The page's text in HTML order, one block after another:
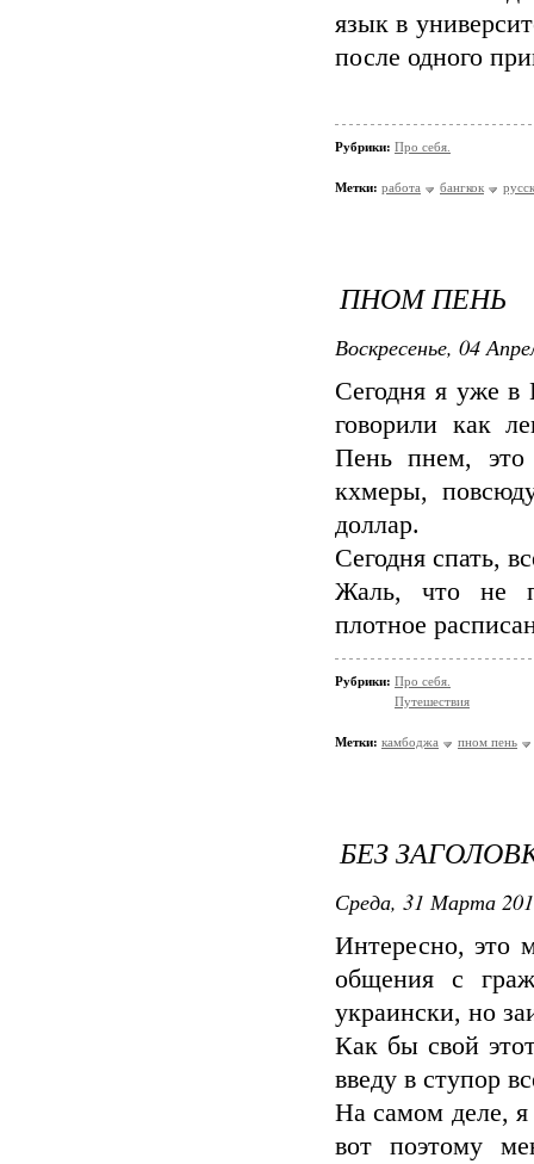
язык в
после одного
Рубрики: Про себя.
Метки: работа бангкок
ПНОМ ПЕНЬ
Воскресенье, 04
Сегодня я уже
говорили как
Пень пнем,
кхмеры,
доллар.
Сегодня спать,
Жаль, что не
плотное
Рубрики: Про себя.
Путешествия
Метки: камбоджа пном пень
БЕЗ
Среда, 31 Марта
Интересно, это
общения с
украински, но
Как бы свой
введу в ступор
На самом деле, я
вот поэтому